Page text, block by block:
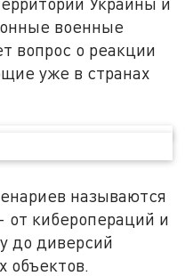
военные
вопрос о реакции
уже в странах
называются
киберопераций и
до диверсий
объектов.